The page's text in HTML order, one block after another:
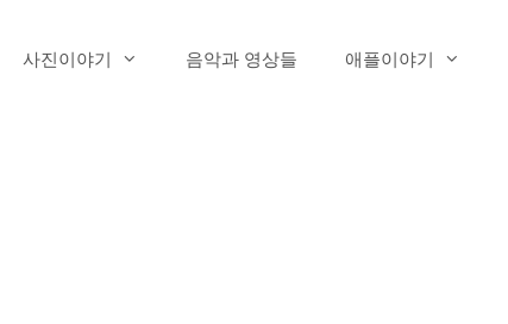
사진이야기 음악과 영상들 애플이야기